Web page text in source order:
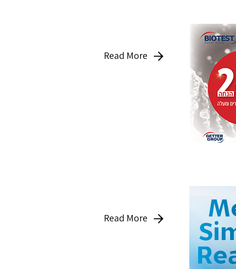
Read More
Read More